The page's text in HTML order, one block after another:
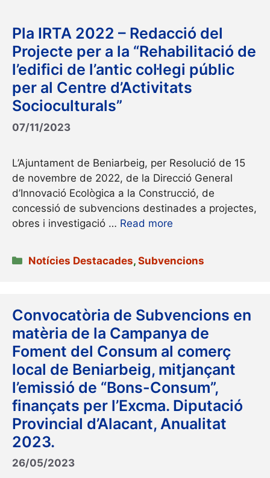
Pla IRTA 2022 – Redacció del
Projecte per a la “Rehabilitació de
l’edifici de l’antic col·legi públic
per al Centre d’Activitats
Socioculturals”
07/11/2023
L’Ajuntament de Beniarbeig, per Resolució de 15
de novembre de 2022, de la Direcció General
d’Innovació Ecològica a la Construcció, de
concessió de subvencions destinades a projectes,
obres i investigació … Read more
Categories
Notícies Destacades,Subvencions
Convocatòria de Subvencions en
matèria de la Campanya de
Foment del Consum al comerç
local de Beniarbeig, mitjançant
l’emissió de “Bons-Consum”,
finançats per l’Excma. Diputació
Provincial d’Alacant, Anualitat
2023.
26/05/2023